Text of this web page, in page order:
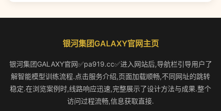
银河集团GALAXY官网主页
银河集团GALAXY官网✅pa919.cc✅进入网站后,导航栏引导用户了
解智能模型训练流程.点击服务介绍,页面加载顺畅,不同网址的跳转
稳定.在浏览案例时,线路响应迅速,完整展示了设计方法与成果.整个
访问过程流畅,信息获取直接.